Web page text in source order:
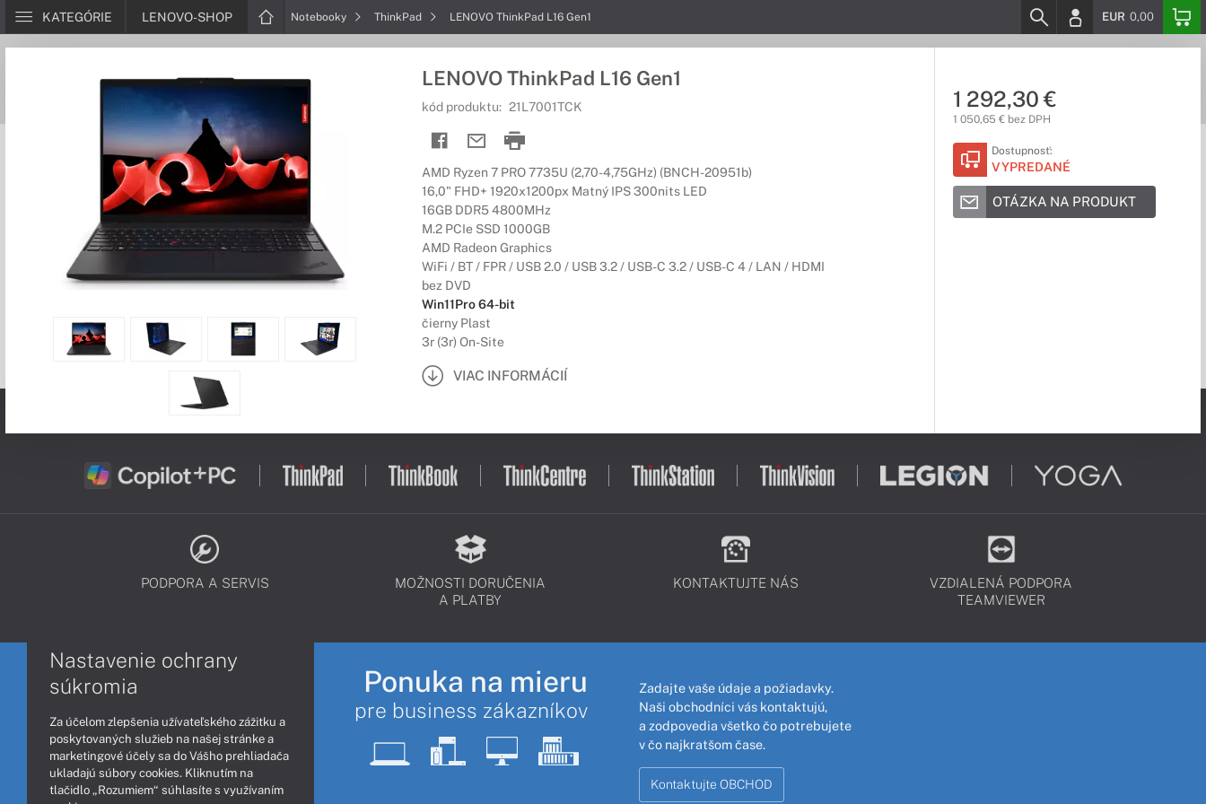
KATEGÓRIE LENOVO-SHOP Notebooky ThinkPad LENOVO ThinkPad L16 Gen1 EUR 0,00
LENOVO ThinkPad L16 Gen1
kód produktu: 21L7001TCK
AMD Ryzen 7 PRO 7735U (2,70-4,75GHz) (BNCH-20951b)
16,0" FHD+ 1920x1200px Matný IPS 300nits LED
16GB DDR5 4800MHz
M.2 PCIe SSD 1000GB
AMD Radeon Graphics
WiFi / BT / FPR / USB 2.0 / USB 3.2 / USB-C 3.2 / USB-C 4 / LAN / HDMI
bez DVD
Win11Pro 64-bit
čierny Plast
3r (3r) On-Site
VIAC INFORMÁCIÍ
1 292,30 €
1 050,65 € bez DPH
Dostupnosť:
VYPREDANÉ
OTÁZKA NA PRODUKT
PODPORA A SERVIS
MOŽNOSTI DORUČENIA
A PLATBY
KONTAKTUJTE NÁS
VZDIALENÁ PODPORA
TEAMVIEWER
Ponuka na mieru
pre business zákazníkov
Zadajte vaše údaje a požiadavky.
Naši obchodníci vás kontaktujú,
a zodpovedia všetko čo potrebujete
v čo najkratšom čase.
Kontaktujte OBCHOD
Nastavenie ochrany
súkromia
Za účelom zlepšenia užívateľského zážitku a
poskytovaných služieb na našej stránke a
marketingové účely sa do Vášho prehliadača
ukladajú súbory cookies. Kliknutím na
tlačidlo „Rozumiem“ súhlasíte s využívaním